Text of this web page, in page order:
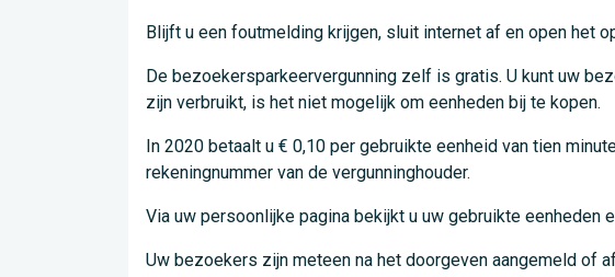
Blijft u een foutmelding krijgen, sluit internet af en open het
De bezoekersparkeervergunning zelf is gratis. U kunt uw
zijn verbruikt, is het niet mogelijk om eenheden bij te kopen.
In 2020 betaalt u € 0,10 per gebruikte eenheid van tien
rekeningnummer van de vergunninghouder.
Via uw persoonlijke pagina bekijkt u uw gebruikte eenheden
Uw bezoekers zijn meteen na het doorgeven aangemeld of